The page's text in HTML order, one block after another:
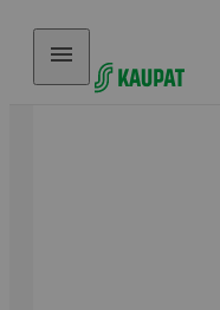
Hyppää sisältöön